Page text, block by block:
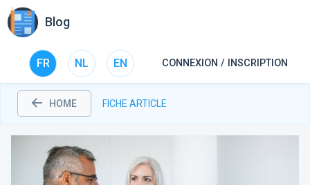
Blog
FR NL EN CONNEXION / INSCRIPTION
HOME FICHE ARTICLE